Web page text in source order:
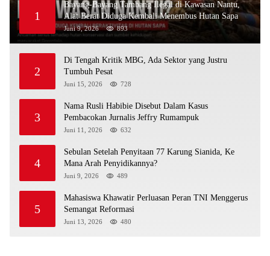
1
Bayang-Bayang Tambang Ilegal di Kawasan Nantu,
Alat Berat Diduga Kembali Menembus Hutan Sapa
Juni 9, 2026 893
2
Di Tengah Kritik MBG, Ada Sektor yang Justru
Tumbuh Pesat
Juni 15, 2026 728
3
Nama Rusli Habibie Disebut Dalam Kasus
Pembacokan Jurnalis Jeffry Rumampuk
Juni 11, 2026 632
4
Sebulan Setelah Penyitaan 77 Karung Sianida, Ke
Mana Arah Penyidikannya?
Juni 9, 2026 489
5
Mahasiswa Khawatir Perluasan Peran TNI Menggerus
Semangat Reformasi
Juni 13, 2026 480